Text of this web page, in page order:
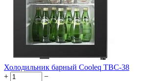
Холодильник барный Cooleq TBC-38
+
−